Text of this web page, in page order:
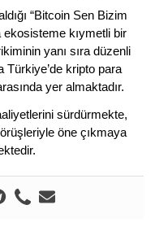
“Bitcoin Sen Bizim
ekosisteme kıymetli bir
yanı sıra düzenli
Türkiye’de kripto para
yer almaktadır.
sürdürmekte,
öne çıkmaya